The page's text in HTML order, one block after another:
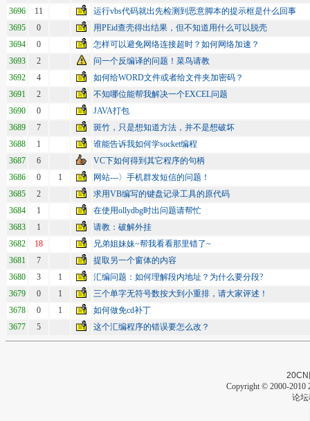
3696
11
运行vbs代码就出先检测到恶意脚本的提示框是什么回事
3695
0
用PEid查壳得出结果，但不知道用什么可以脱壳
3694
0
怎样可以避免网络连接超时？如何网络加速？
3693
2
问一个反编译的问题！菜鸟请教
3692
4
如何给WORD文件或者给文件夹加密码？
3691
2
不知哪位能帮我解决一个EXCEL问题
3690
0
JAVA打包
3689
7
斑竹，只是想知道方法，并不是想破坏
3688
1
谁能告诉我如何学socket编程
3687
6
VC下如何得到其它程序的句柄
3686
0 1
网站---〉手机群发短信的问题！
3685
2
求用VB编写的键盘记录工具的原代码
3684
1
在使用ollydbg时出问题请帮忙
3683
1
请教：破解外挂
3682
18
兄弟姐妹妹~帮我看看那里错了~
3681
7
提取另一个窗体的内容
3680
3 1
汇编问题：如何理解段内地址？为什么要分段?
3679
0 1
三个单字无符号数按大到小重排，请大家评述！
3678
0 1
如何做免cd补丁
3677
5 这个汇编程序的错误要怎么改？
20CN
Copyright © 2000-2010
论